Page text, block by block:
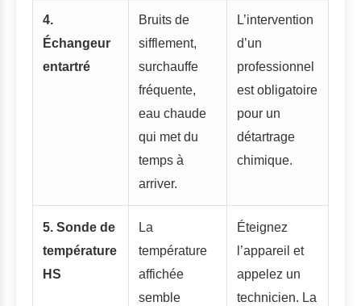
4.
Échangeur
entartré
Bruits de
sifflement,
surchauffe
fréquente,
eau chaude
qui met du
temps à
arriver.
L’intervention
d’un
professionnel
est obligatoire
pour un
détartrage
chimique.
5. Sonde de
température
HS
La
température
affichée
semble
Éteignez
l’appareil et
appelez un
technicien. La